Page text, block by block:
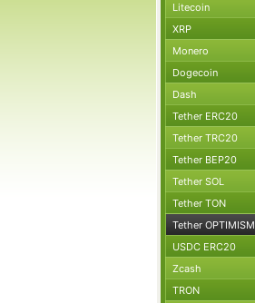
Litecoin
XRP
Monero
Dogecoin
Dash
Tether ERC20
Tether TRC20
Tether BEP20
Tether SOL
Tether TON
Tether OPTIMISM
USDC ERC20
Zcash
TRON